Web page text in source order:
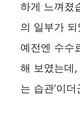
하게 느껴졌
의 일부가 되
예전엔 수수
해 보였는데,
는 습관’이더